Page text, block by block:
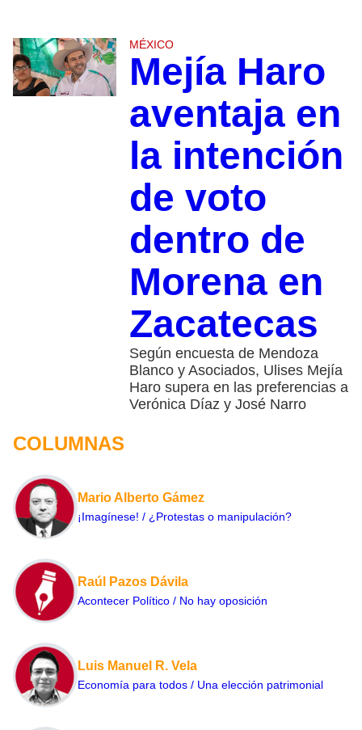
MÉXICO
Mejía Haro
aventaja en
la intención
de voto
dentro de
Morena en
Zacatecas
Según encuesta de Mendoza
Blanco y Asociados, Ulises Mejía
Haro supera en las preferencias a
Verónica Díaz y José Narro
COLUMNAS
Mario Alberto Gámez
¡Imagínese! / ¿Protestas o manipulación?
Raúl Pazos Dávila
Acontecer Político / No hay oposición
Luis Manuel R. Vela
Economía para todos / Una elección patrimonial